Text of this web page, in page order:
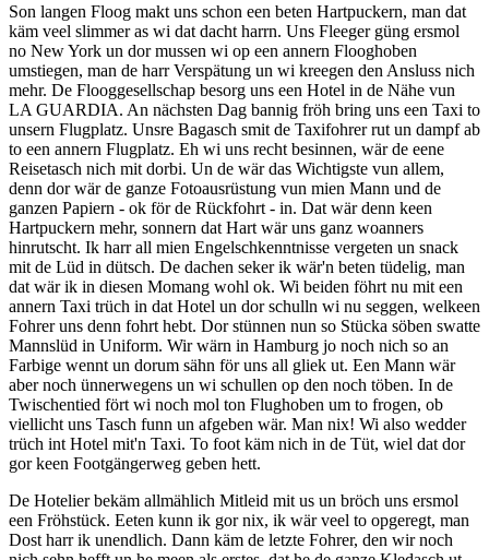
Son langen Floog makt uns schon een beten Hartpuckern, man dat
käm veel slimmer as wi dat dacht harrn. Uns Fleeger güng ersmol
no New York un dor mussen wi op een annern Flooghoben
umstiegen, man de harr Verspätung un wi kreegen den Ansluss nich
mehr. De Flooggesellschap besorg uns een Hotel in de Nähe vun
LA GUARDIA. An nächsten Dag bannig fröh bring uns een Taxi to
unsern Flugplatz. Unsre Bagasch smit de Taxifohrer rut un dampf ab
to een annern Flugplatz. Eh wi uns recht besinnen, wär de eene
Reisetasch nich mit dorbi. Un de wär das Wichtigste vun allem,
denn dor wär de ganze Fotoausrüstung vun mien Mann und de
ganzen Papiern - ok för de Rückfohrt - in. Dat wär denn keen
Hartpuckern mehr, sonnern dat Hart wär uns ganz woanners
hinrutscht. Ik harr all mien Engelschkenntnisse vergeten un snack
mit de Lüd in dütsch. De dachen seker ik wär'n beten tüdelig, man
dat wär ik in diesen Momang wohl ok. Wi beiden föhrt nu mit een
annern Taxi trüch in dat Hotel un dor schulln wi nu seggen, welkeen
Fohrer uns denn fohrt hebt. Dor stünnen nun so Stücka söben swatte
Mannslüd in Uniform. Wir wärn in Hamburg jo noch nich so an
Farbige wennt un dorum sähn för uns all gliek ut. Een Mann wär
aber noch ünnerwegens un wi schullen op den noch töben. In de
Twischentied fört wi noch mol ton Flughoben um to frogen, ob
viellicht uns Tasch funn un afgeben wär. Man nix! Wi also wedder
trüch int Hotel mit'n Taxi. To foot käm nich in de Tüt, wiel dat dor
gor keen Footgängerweg geben hett.
De Hotelier bekäm allmählich Mitleid mit us un bröch uns ersmol
een Fröhstück. Eeten kunn ik gor nix, ik wär veel to opgeregt, man
Dost harr ik unendlich. Dann käm de letzte Fohrer, den wir noch